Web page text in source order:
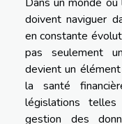
doivent naviguer
en constante
pas seulement
devient un
la santé
législations
gestion des